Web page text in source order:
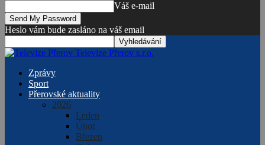
Váš e-mail
Heslo vám bude zasláno na váš email
Televize Přerov s.r.o.
Zprávy
Sport
Přerovské aktuality
2026
Leden
Únor
Březen